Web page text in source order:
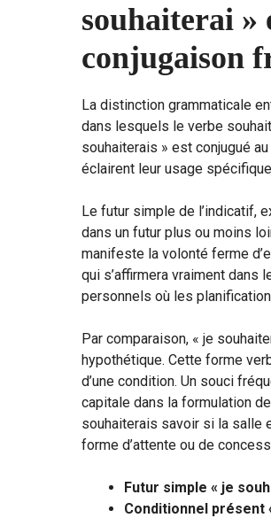
souhaiterai »
conjugaison
La distinction grammaticale
dans lesquels le verbe
souhaiterais » est conjugué
éclairent leur usage
Le futur simple de l’indicatif,
dans un futur plus ou moins
manifeste la volonté ferme
qui s’affirmera vraiment
personnels où les
Par comparaison, « je
hypothétique. Cette forme
d’une condition. Un souci
capitale dans la formulation
souhaiterais savoir si la salle
forme d’attente ou de
Futur simple « je
Conditionnel présent